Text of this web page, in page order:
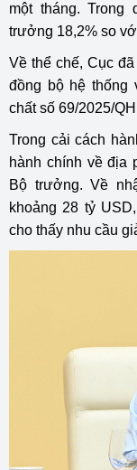
một tháng. Trong
trưởng 18,2% so
Về thể chế, Cục
đồng bộ hệ thống
chất số 69/2025/
Trong cải cách
hành chính về địa
Bộ trưởng. Về
khoảng 28 tỷ
cho thấy nhu cầu